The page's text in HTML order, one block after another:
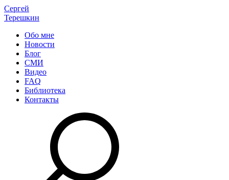
Сергей
Терешкин
Обо мне
Новости
Блог
СМИ
Видео
FAQ
Библиотека
Контакты